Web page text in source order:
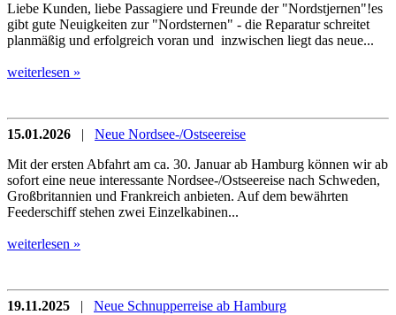
Liebe Kunden, liebe Passagiere und Freunde der "Nordstjernen"!es
gibt gute Neuigkeiten zur "Nordsternen" - die Reparatur schreitet
planmäßig und erfolgreich voran und inzwischen liegt das neue...
weiterlesen »
15.01.2026 | Neue Nordsee-/Ostseereise
Mit der ersten Abfahrt am ca. 30. Januar ab Hamburg können wir ab
sofort eine neue interessante Nordsee-/Ostseereise nach Schweden,
Großbritannien und Frankreich anbieten. Auf dem bewährten
Feederschiff stehen zwei Einzelkabinen...
weiterlesen »
19.11.2025 | Neue Schnupperreise ab Hamburg